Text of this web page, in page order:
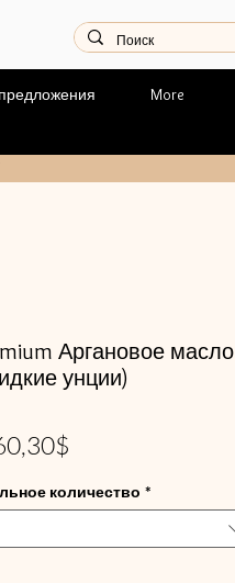
More
Аргановое масло
унции)
количество *